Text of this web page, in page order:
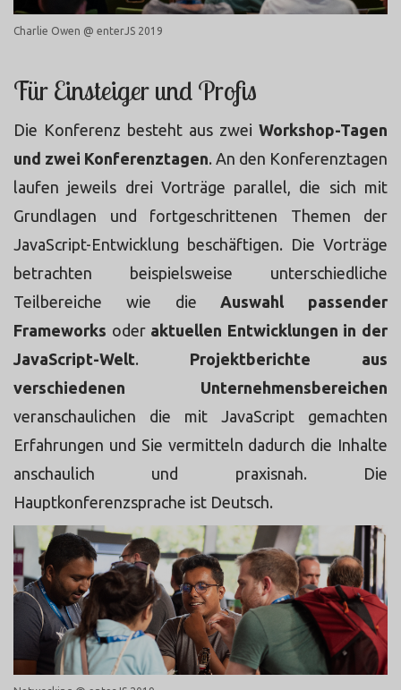
Charlie Owen @ enterJS 2019
Für Einsteiger und Profis
Die Konferenz besteht aus zwei Workshop-Tagen
und zwei Konferenztagen. An den Konferenztagen
laufen jeweils drei Vorträge parallel, die sich mit
Grundlagen und fortgeschrittenen Themen der
JavaScript-Entwicklung beschäftigen. Die Vorträge
betrachten beispielsweise unterschiedliche
Teilbereiche wie die Auswahl passender
Frameworks oder aktuellen Entwicklungen in der
JavaScript-Welt. Projektberichte aus
verschiedenen Unternehmensbereichen
veranschaulichen die mit JavaScript gemachten
Erfahrungen und Sie vermitteln dadurch die Inhalte
anschaulich und praxisnah. Die
Hauptkonferenzsprache ist Deutsch.